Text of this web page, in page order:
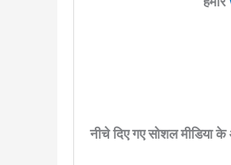
नीचे दिए गए सोशल